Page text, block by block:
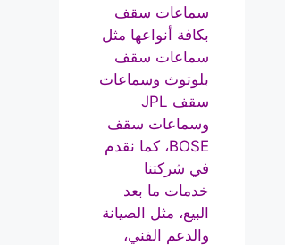
سماعات سقف
بكافة أنواعها مثل
سماعات سقف
بلوتوث وسماعات
سقف JPL
وسماعات سقف
BOSE، كما نقدم
في شركتنا
خدمات ما بعد
البيع، مثل الصيانة
والدعم الفني،